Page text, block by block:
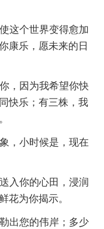
这个世界变得愈加
康乐，愿未来的日
，因为我希望你快
快乐；有三株，我
，小时候是，现在
入你的心田，浸润
花为你揭示。
出您的伟岸；多少